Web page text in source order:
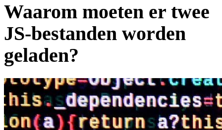
Waarom moeten er twee
JS-bestanden worden
geladen?